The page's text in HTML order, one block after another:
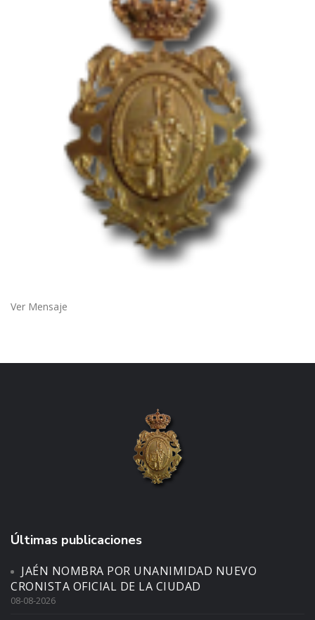
Ver Mensaje
Últimas publicaciones
JAÉN NOMBRA POR UNANIMIDAD NUEVO
CRONISTA OFICIAL DE LA CIUDAD
08-08-2026